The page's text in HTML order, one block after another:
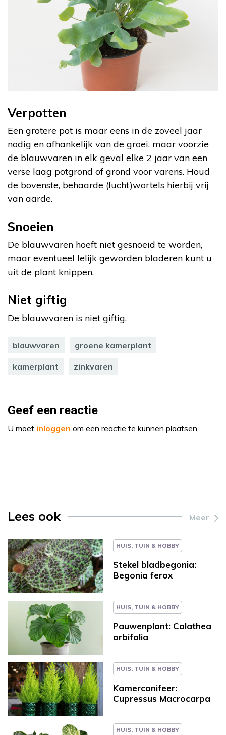
Verpotten
Een grotere pot is maar eens in de zoveel jaar
nodig en afhankelijk van de groei, maar voorzie
de blauwvaren in elk geval elke 2 jaar van een
verse laag potgrond of grond voor varens. Houd
de bovenste, behaarde (lucht)wortels hierbij vrij
van aarde.
Snoeien
De blauwvaren hoeft niet gesnoeid te worden,
maar eventueel lelijk geworden bladeren kunt u
uit de plant knippen.
Niet giftig
De blauwvaren is niet giftig.
blauwvaren groene kamerplant
kamerplant zinkvaren
Geef een reactie
U moet inloggen om een reactie te kunnen plaatsen.
Lees ook Meer
HUIS, TUIN & HOBBY
Stekel bladbegonia:
Begonia ferox
HUIS, TUIN & HOBBY
Pauwenplant: Calathea
orbifolia
HUIS, TUIN & HOBBY
Kamerconifeer:
Cupressus Macrocarpa
HUIS, TUIN & HOBBY